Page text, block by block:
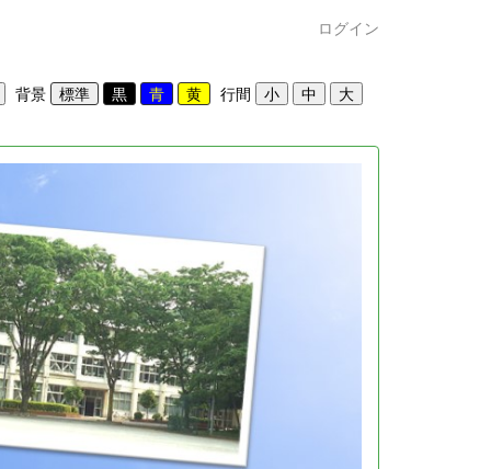
ログイン
背景 行間